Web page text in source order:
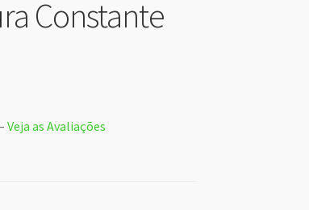
Constante
Veja as Avaliações